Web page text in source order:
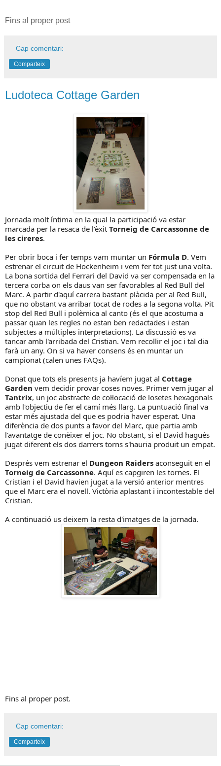
Fins al proper post
Cap comentari:
Comparteix
Ludoteca Cottage Garden
Jornada molt íntima en la qual la participació va estar
marcada per la resaca de l'èxit Torneig de Carcassonne de
les cireres.
Per obrir boca i fer temps vam muntar un Fórmula D. Vem
estrenar el circuït de Hockenheim i vem fer tot just una volta.
La bona sortida del Ferrari del David va ser compensada en la
tercera corba on els daus van ser favorables al Red Bull del
Marc. A partir d'aquí carrera bastant plàcida per al Red Bull,
que no obstant va arribar tocat de rodes a la segona volta. Pit
stop del Red Bull i polèmica al canto (és el que acostuma a
passar quan les regles no estan ben redactades i estan
subjectes a múltiples interpretacions). La discussió es va
tancar amb l'arribada del Cristian. Vem recollir el joc i tal dia
farà un any. On si va haver consens és en muntar un
campionat (calen unes FAQs).
Donat que tots els presents ja havíem jugat al Cottage
Garden vem decidir provar coses noves. Primer vem jugar al
Tantrix, un joc abstracte de col·locació de losetes hexagonals
amb l'objectiu de fer el camí més llarg. La puntuació final va
estar més ajustada del que es podria haver esperat. Una
diferència de dos punts a favor del Marc, que partia amb
l'avantatge de conèixer el joc. No obstant, si el David hagués
jugat diferent els dos darrers torns s'hauria produit un empat.
Després vem estrenar el Dungeon Raiders aconseguit en el
Torneig de Carcassonne. Aquí es capgiren les tornes. El
Cristian i el David havien jugat a la versió anterior mentres
que el Marc era el novell. Victòria aplastant i incontestable del
Cristian.
A continuació us deixem la resta d'imatges de la jornada.
Fins al proper post.
Cap comentari:
Comparteix